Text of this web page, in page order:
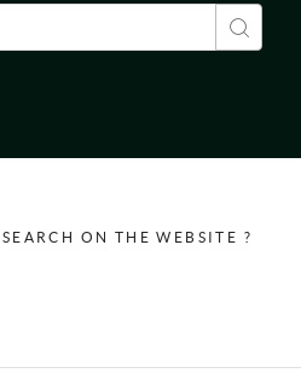
ON THE WEBSITE ?